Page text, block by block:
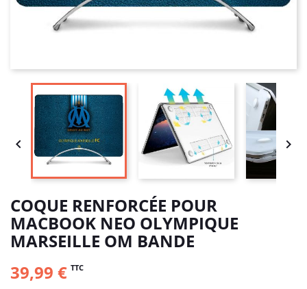
 
COQUE RENFORCÉE POUR
MACBOOK NEO OLYMPIQUE
MARSEILLE OM BANDE
39,99 € TTC